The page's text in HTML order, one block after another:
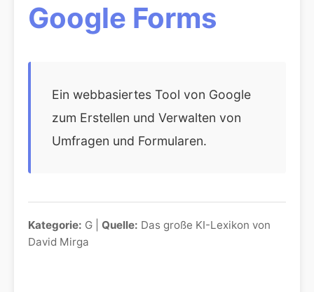
Google Forms
Ein webbasiertes Tool von Google
zum Erstellen und Verwalten von
Umfragen und Formularen.
Kategorie: G | Quelle: Das große KI-Lexikon von
David Mirga